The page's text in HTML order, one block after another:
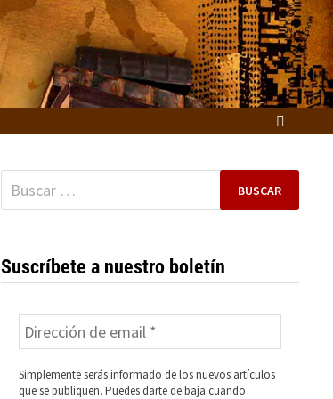
Buscar:
Suscríbete a nuestro boletín
Simplemente serás informado de los nuevos artículos
que se publiquen. Puedes darte de baja cuando